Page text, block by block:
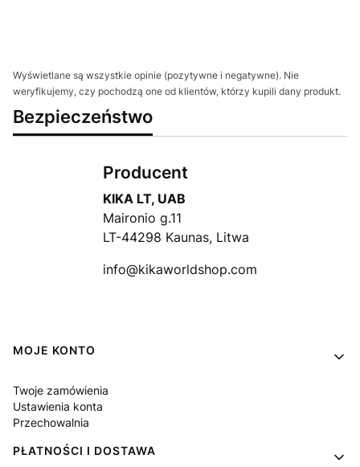
Wyświetlane są wszystkie opinie (pozytywne i negatywne). Nie
weryfikujemy, czy pochodzą one od klientów, którzy kupili dany produkt.
Bezpieczeństwo
Producent
KIKA LT, UAB
Maironio g.11
LT-44298 Kaunas, Litwa
info@kikaworldshop.com
Linki w stopce
MOJE KONTO
Twoje zamówienia
Ustawienia konta
Przechowalnia
PŁATNOŚCI I DOSTAWA